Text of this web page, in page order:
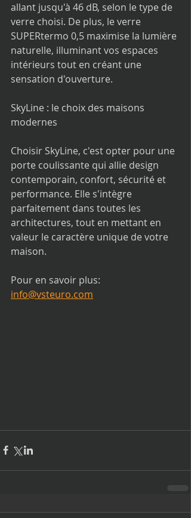
allant jusqu'à 46 dB, selon le type de
verre choisi. De plus, le verre
SUPERtermo 0,5 maximise la lumière
naturelle, illuminant vos espaces
intérieurs tout en créant une
sensation d'ouverture.
SkyLine : le choix des maisons
modernes
Choisir SkyLine, c'est opter pour une
porte coulissante qui allie design
contemporain, confort, sécurité et
performance. Elle s'intègre
parfaitement dans toutes les
architectures, tout en mettant en
valeur le caractère unique de votre
maison.
Pour en savoir plus:
info@vsteuro.com